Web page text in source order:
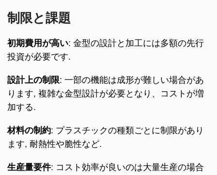
制限と課題
初期費用が高い: 金型の設計と加工には多額の先行
投資が必要です.
設計上の制限: 一部の機能は成形が難しい場合があ
ります, 複雑な金型設計が必要となり、コストが増
加する.
材料の制約: プラスチックの種類ごとに制限があり
ます, 耐熱性や脆性など.
生産量要件: コスト効率が良いのは大量生産の場合